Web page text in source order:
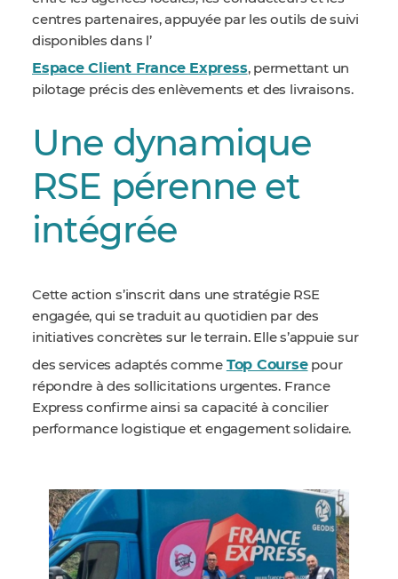
centres partenaires, appuyée par les outils de suivi
disponibles dans l’
Espace Client France Express, permettant un
pilotage précis des enlèvements et des livraisons.
Une dynamique
RSE pérenne et
intégrée
Cette action s’inscrit dans une stratégie RSE
engagée, qui se traduit au quotidien par des
initiatives concrètes sur le terrain. Elle s’appuie sur
des services adaptés comme Top Coursepour
répondre à des sollicitations urgentes. France
Express confirme ainsi sa capacité à concilier
performance logistique et engagement solidaire.